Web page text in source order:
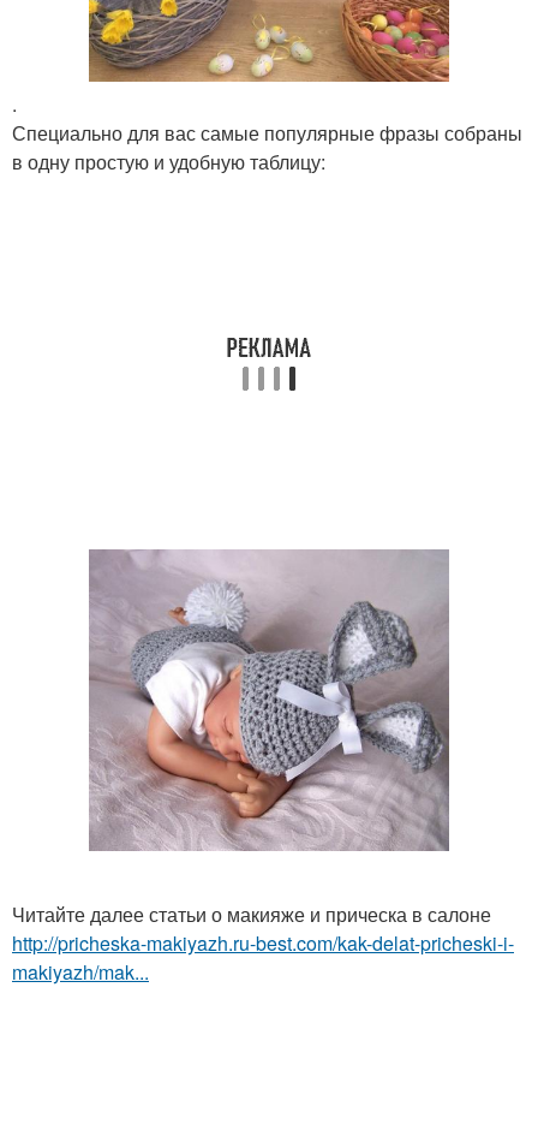
.
Специально для вас самые популярные фразы собраны
в одну простую и удобную таблицу:
Читайте далее статьи о макияже и прическа в салоне
http://pricheska-makiyazh.ru-best.com/kak-delat-pricheski-i-
makiyazh/mak...